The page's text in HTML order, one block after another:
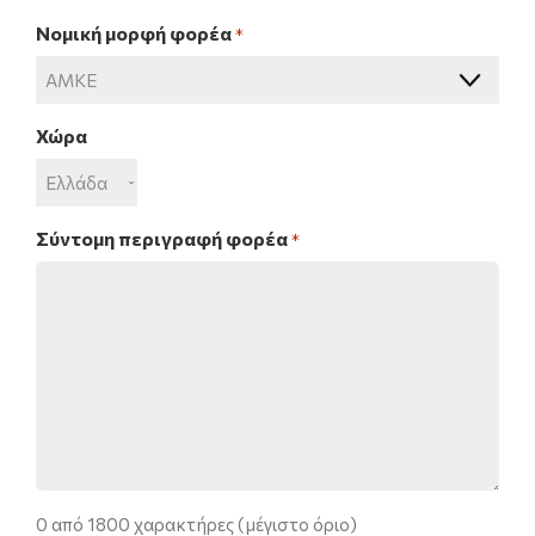
Νομική μορφή φορέα *
Χώρα
Σύντομη περιγραφή φορέα *
0 από 1800 χαρακτήρες (μέγιστο όριο)